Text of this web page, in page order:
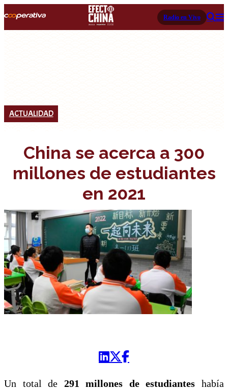
Radio en Vivo
ACTUALIDAD
China se acerca a 300
millones de estudiantes
en 2021
Un total de 291 millones de estudiantes había